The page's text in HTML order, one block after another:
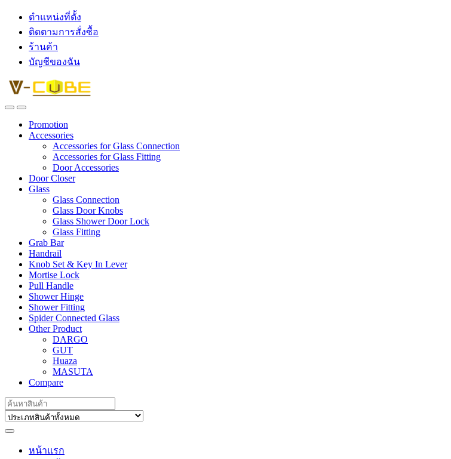
ตำแหน่งที่ตั้ง
ติดตามการสั่งซื้อ
ร้านค้า
บัญชีของฉัน
Promotion
Accessories
Accessories for Glass Connection
Accessories for Glass Fitting
Door Accessories
Door Closer
Glass
Glass Connection
Glass Door Knobs
Glass Shower Door Lock
Glass Fitting
Grab Bar
Handrail
Knob Set & Key In Lever
Mortise Lock
Pull Handle
Shower Hinge
Shower Fitting
Spider Connected Glass
Other Product
DARGO
GUT
Huaza
MASUTA
Compare
Search
for:
หน้าแรก